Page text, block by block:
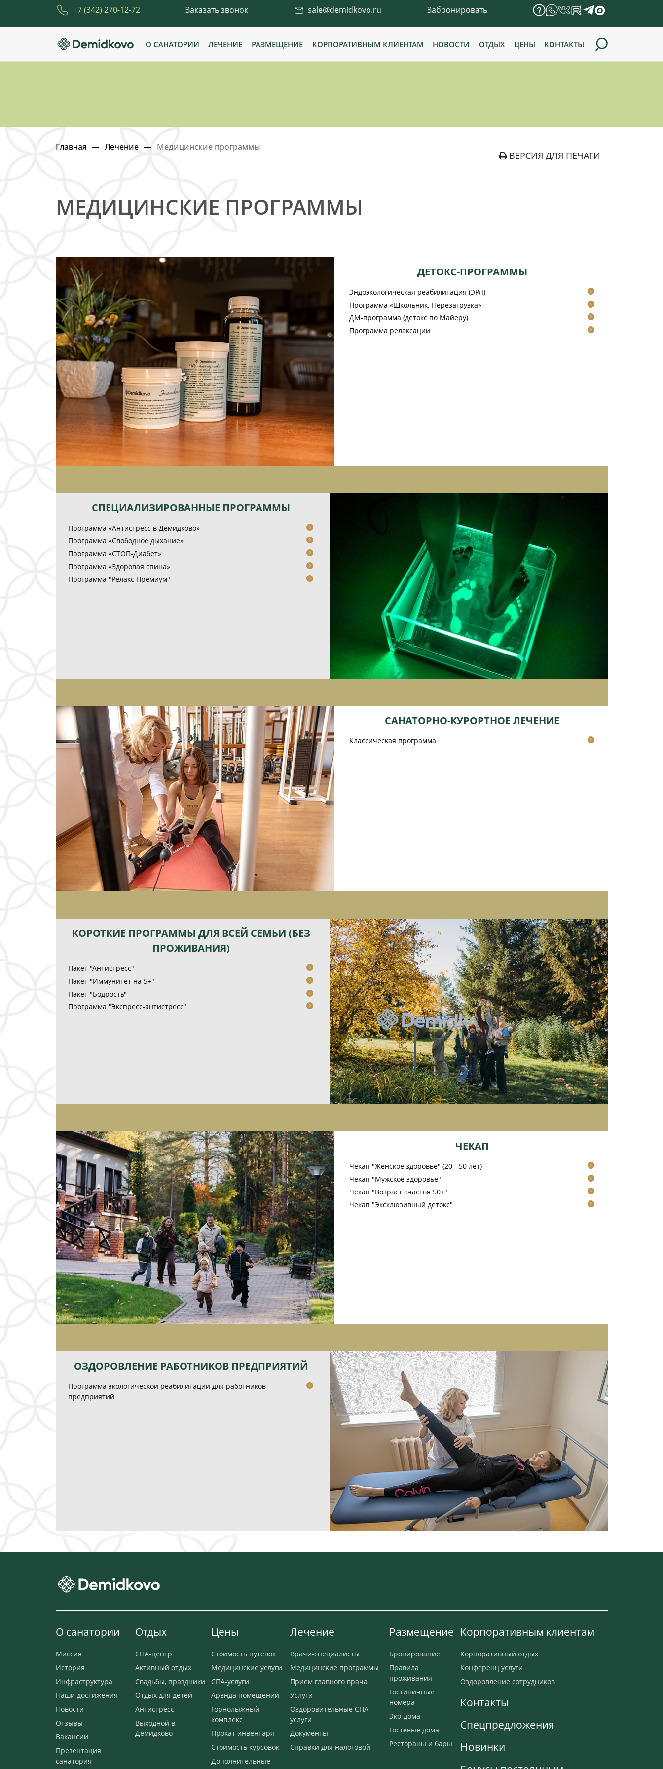
+7 (342) 270-12-72 Заказать звонок sale@demidkovo.ru Забронировать
О САНАТОРИИ ЛЕЧЕНИЕ РАЗМЕЩЕНИЕ КОРПОРАТИВНЫМ КЛИЕНТАМ НОВОСТИ ОТДЫХ ЦЕНЫ КОНТАКТЫ
ВЕРСИЯ ДЛЯ ПЕЧАТИ
Главная Лечение Медицинские программы
МЕДИЦИНСКИЕ ПРОГРАММЫ
ДЕТОКС-ПРОГРАММЫ
Эндоэкологическая реабилитация (ЭРЛ)
Программа «Школьник. Перезагрузка»
ДМ-программа (детокс по Майеру)
Программа релаксации
СПЕЦИАЛИЗИРОВАННЫЕ ПРОГРАММЫ
Программа «Антистресс в Демидково»
Программа «Свободное дыхание»
Программа «СТОП-Диабет»
Программа «Здоровая спина»
Программа "Релакс Премиум"
САНАТОРНО-КУРОРТНОЕ ЛЕЧЕНИЕ
Классическая программа
КОРОТКИЕ ПРОГРАММЫ ДЛЯ ВСЕЙ СЕМЬИ (БЕЗ
ПРОЖИВАНИЯ)
Пакет "Антистресс"
Пакет "Иммунитет на 5+"
Пакет "Бодрость"
Программа "Экспресс-антистресс"
ЧЕКАП
Чекап "Женское здоровье" (20 - 50 лет)
Чекап "Мужское здоровье"
Чекап "Возраст счастья 50+"
Чекап "Эксклюзивный детокс"
ОЗДОРОВЛЕНИЕ РАБОТНИКОВ ПРЕДПРИЯТИЙ
Программа экологической реабилитации для работников
предприятий
О санатории
Миссия
История
Инфраструктура
Наши достижения
Новости
Отзывы
Вакансии
Презентация
санатория
Отдых
СПА-центр
Активный отдых
Свадьбы, праздники
Отдых для детей
Антистресс
Выходной в
Демидково
Цены
Стоимость путевок
Медицинские услуги
СПА-услуги
Аренда помещений
Горнолыжный
комплекс
Прокат инвентаря
Стоимость курсовок
Дополнительные
Лечение
Врачи-специалисты
Медицинские программы
Прием главного врача
Услуги
Оздоровительные СПА–
услуги
Документы
Справки для налоговой
Размещение
Бронирование
Правила
проживания
Гостиничные
номера
Эко-дома
Гостевые дома
Рестораны и бары
Корпоративным клиентам
Корпоративный отдых
Конференц услуги
Оздоровление сотрудников
Контакты
Спецпредложения
Новинки